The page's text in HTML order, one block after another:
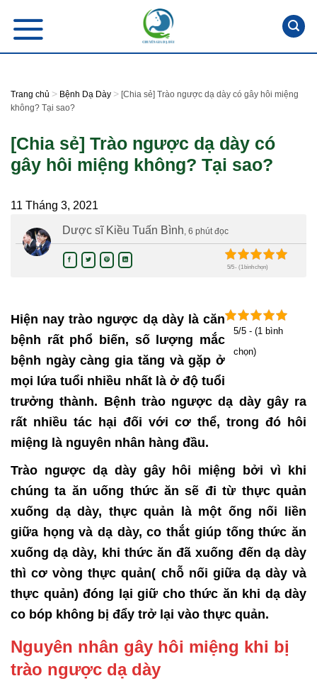
content
Trang chủ > Bệnh Dạ Dày > [Chia sẻ] Trào ngược dạ dày có gây hôi miệng
không? Tại sao?
[Chia sẻ] Trào ngược dạ dày có
gây hôi miệng không? Tại sao?
11 Tháng 3, 2021
Dược sĩ Kiều Tuấn Bình, 6 phút đọc
5/5 - (1 bình chọn)
5/5 - (1 bình
chọn)
Hiện nay trào ngược dạ dày là căn
bệnh rất phổ biến, số lượng mắc
bệnh ngày càng gia tăng và gặp ở
mọi lứa tuổi nhiều nhất là ở độ tuổi
trưởng thành. Bệnh trào ngược dạ dày gây ra
rất nhiều tác hại đối với cơ thể, trong đó hôi
miệng là nguyên nhân hàng đầu.
Trào ngược dạ dày gây hôi miệng bởi vì khi
chúng ta ăn uống thức ăn sẽ đi từ thực quản
xuống dạ dày, thực quản là một ống nối liền
giữa họng và dạ dày, co thắt giúp tống thức ăn
xuống dạ dày, khi thức ăn đã xuống đến dạ dày
thì cơ vòng thực quản( chỗ nối giữa dạ dày và
thực quản) đóng lại giữ cho thức ăn khi dạ dày
co bóp không bị đẩy trở lại vào thực quản.
Nguyên nhân gây hôi miệng khi bị
trào ngược dạ dày